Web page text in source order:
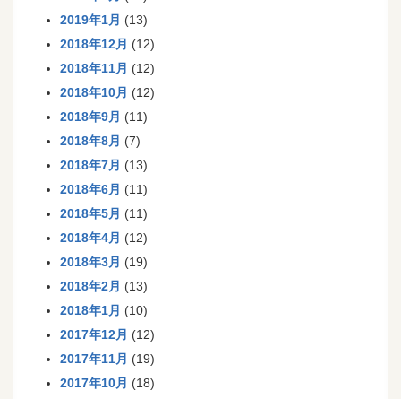
2019年1月 (13)
2018年12月 (12)
2018年11月 (12)
2018年10月 (12)
2018年9月 (11)
2018年8月 (7)
2018年7月 (13)
2018年6月 (11)
2018年5月 (11)
2018年4月 (12)
2018年3月 (19)
2018年2月 (13)
2018年1月 (10)
2017年12月 (12)
2017年11月 (19)
2017年10月 (18)